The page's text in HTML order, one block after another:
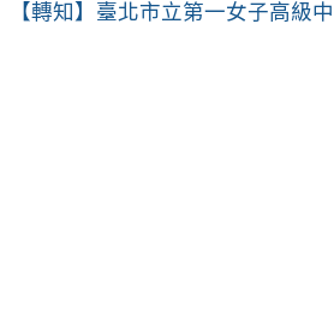
【轉知】臺北市立第一女子高級